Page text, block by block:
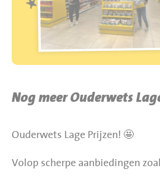
Jumbo Huibers Specials
Nog meer Ouderwets
Ouderwets Lage Prijzen! 🤩
Volop scherpe aanbiedingen